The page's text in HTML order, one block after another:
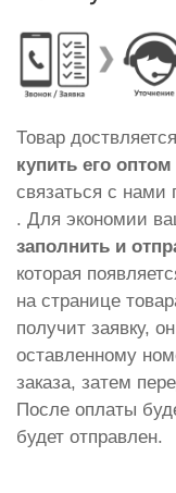
Товар
купить его
связаться с нами
. Для экономии
заполнить и
которая
на странице
получит заявку,
оставленному
заказа, затем
После оплаты
будет отправлен.